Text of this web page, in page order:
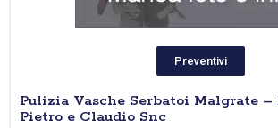
Preventivi
Pulizia Vasche Serbatoi Malgrate
Pietro e Claudio Snc